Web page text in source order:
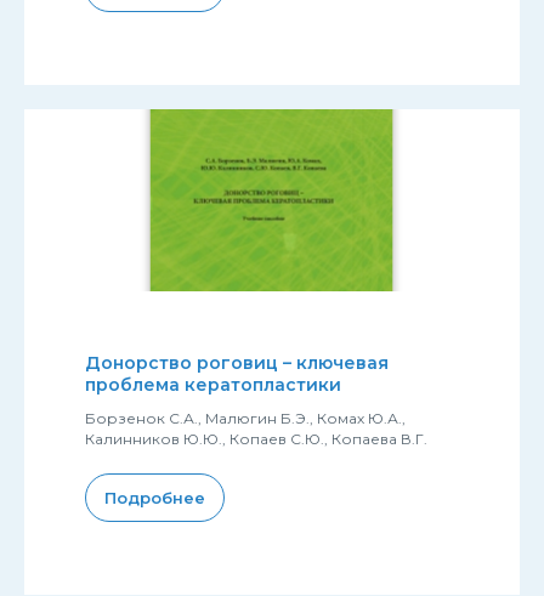
Донорство роговиц – ключевая
проблема кератопластики
Борзенок С.А., Малюгин Б.Э., Комах Ю.А.,
Калинников Ю.Ю., Копаев С.Ю., Копаева В.Г.
Подробнее